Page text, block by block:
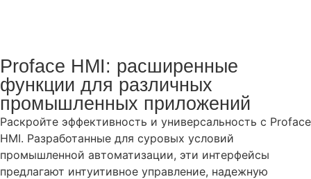
Proface HMI: расширенные
функции для различных
промышленных приложений
Раскройте эффективность и универсальность с Proface
HMI. Разработанные для суровых условий
промышленной автоматизации, эти интерфейсы
предлагают интуитивное управление, надежную